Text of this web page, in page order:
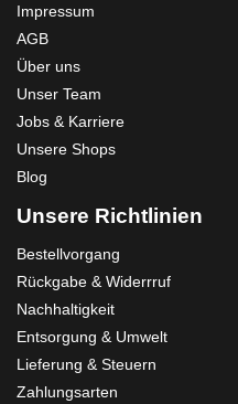
Impressum
AGB
Über uns
Unser Team
Jobs & Karriere
Unsere Shops
Blog
Unsere Richtlinien
Bestellvorgang
Rückgabe & Widerrruf
Nachhaltigkeit
Entsorgung & Umwelt
Lieferung & Steuern
Zahlungsarten